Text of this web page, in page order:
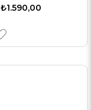
₺1.590,00